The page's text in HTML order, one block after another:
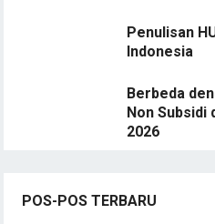
Penulisan
Indonesia
Berbeda
Non Subsidi
2026
POS-POS TERBARU